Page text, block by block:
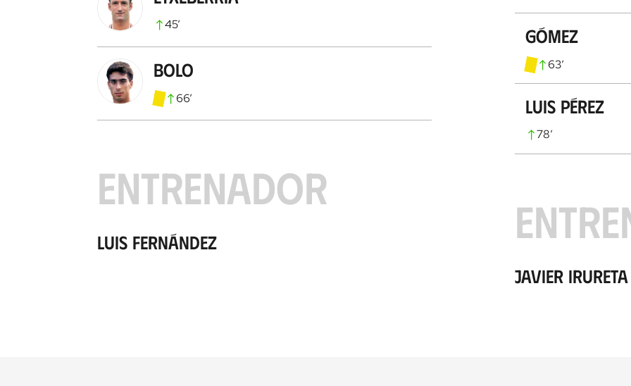
45’
Bolo
66’
ENTRENADOR
Luis Fernández
Gómez
63’
Luis Pérez
78’
Javier Irureta